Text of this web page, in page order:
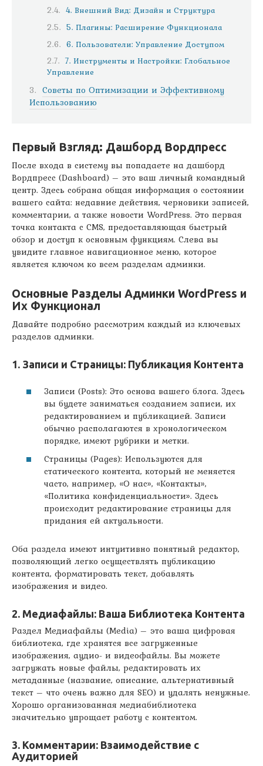
4. Внешний Вид: Дизайн и Структура
5. Плагины: Расширение Функционала
6. Пользователи: Управление Доступом
7. Инструменты и Настройки: Глобальное
Управление
Советы по Оптимизации и Эффективному
Использованию
Первый Взгляд: Дашборд Вордпресс
После входа в систему вы попадаете на дашборд
Вордпресс (Dashboard) – это ваш личный командный
центр. Здесь собрана общая информация о состоянии
вашего сайта: недавние действия, черновики записей,
комментарии, а также новости WordPress. Это первая
точка контакта с CMS, предоставляющая быстрый
обзор и доступ к основным функциям. Слева вы
увидите главное навигационное меню, которое
является ключом ко всем разделам админки.
Основные Разделы Админки WordPress и
Их Функционал
Давайте подробно рассмотрим каждый из ключевых
разделов админки.
1. Записи и Страницы: Публикация Контента
Записи (Posts): Это основа вашего блога. Здесь
вы будете заниматься созданием записи, их
редактированием и публикацией. Записи
обычно располагаются в хронологическом
порядке, имеют рубрики и метки.
Страницы (Pages): Используются для
статического контента, который не меняется
часто, например, «О нас», «Контакты»,
«Политика конфиденциальности». Здесь
происходит редактирование страницы для
придания ей актуальности.
Оба раздела имеют интуитивно понятный редактор,
позволяющий легко осуществлять публикацию
контента, форматировать текст, добавлять
изображения и видео.
2. Медиафайлы: Ваша Библиотека Контента
Раздел Медиафайлы (Media) – это ваша цифровая
библиотека, где хранятся все загруженные
изображения, аудио- и видеофайлы. Вы можете
загружать новые файлы, редактировать их
метаданные (название, описание, альтернативный
текст – что очень важно для SEO) и удалять ненужные.
Хорошо организованная медиабиблиотека
значительно упрощает работу с контентом.
3. Комментарии: Взаимодействие с
Аудиторией